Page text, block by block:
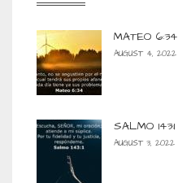
MATEO 6:34
AUGUST 4, 2022
SALMO 143:1
AUGUST 3, 2022